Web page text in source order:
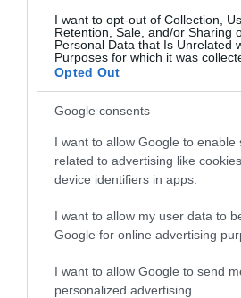
I want to opt-out of Collection,
Retention, Sale, and/or Sharing
Personal Data that Is Unrelated
Purposes for which it was
Opted Out
Google consents
I want to allow Google to enable
related to advertising like
device identifiers in apps.
I want to allow my user data to
Google for online advertising
I want to allow Google to send
personalized advertising.
MEGA ΣΙΣΣΥ ΧΡΗΣΤΙΔΟΥ